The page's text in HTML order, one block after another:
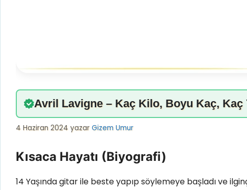
Avril Lavigne – Kaç Kilo, Boyu Kaç, Kaç
4 Haziran 2024 yazar Gizem Umur
Kısaca Hayatı (Biyografi)
14 Yaşında gitar ile beste yapıp söylemeye başladı ve